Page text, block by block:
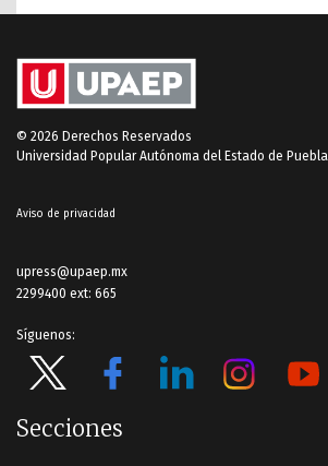
© 2026 Derechos Reservados
Universidad Popular Autónoma del Estado de Puebla
Aviso de privacidad
upress@upaep.mx
2299400 ext: 665
Síguenos:
Secciones